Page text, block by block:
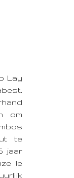
Lay
om
te
jaar
1e